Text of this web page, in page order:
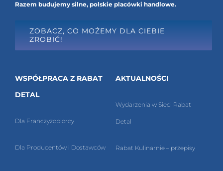
Razem budujemy silne, polskie placówki handlowe.
ZOBACZ, CO MOŻEMY DLA CIEBIE
ZROBIĆ!
WSPÓŁPRACA Z RABAT
DETAL
Dla Franczyzobiorcy
Dla Producentów i Dostawców
AKTUALNOŚCI
Wydarzenia w Sieci Rabat
Detal
Rabat Kulinarnie – przepisy